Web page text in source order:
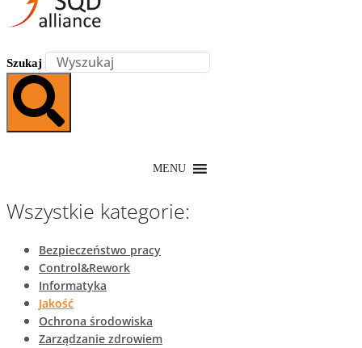
Szukaj
MENU
Wszystkie kategorie:
Bezpieczeństwo pracy
Control&Rework
Informatyka
Jakość
Ochrona środowiska
Zarządzanie zdrowiem